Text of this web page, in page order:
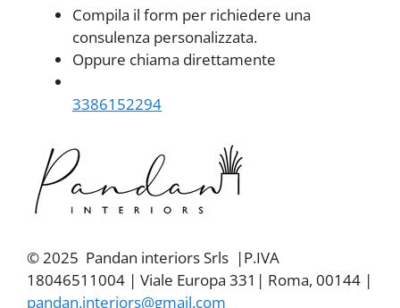
Compila il form per richiedere una
consulenza personalizzata.
Oppure chiama direttamente
3386152294
© 2025 Pandan interiors Srls |P.IVA
18046511004 | Viale Europa 331| Roma, 00144 |
pandan.interiors@gmail.com